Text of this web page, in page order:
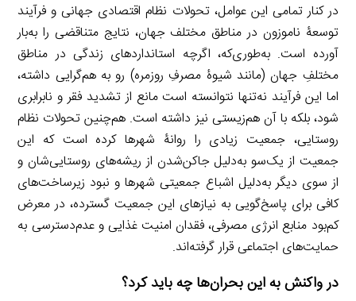
در کنار تمامی این عوامل، تحولات نظام اقتصادی جهانی و فرآیند
توسعۀ ناموزون در مناطق مختلف جهان، نتایج متناقضی را به‌بار
آورده است. به‌طوری‌که، اگرچه استانداردهای زندگی در مناطق
مختلفِ جهان (مانند شیوۀ مصرفِ روزمره) رو به هم‌گرایی داشته،
اما این فرآیند نه‌تنها نتوانسته است مانع از تشدید فقر و نابرابری
شود، بلکه با آن هم‌زیستی نیز داشته است. هم‌چنین تحولات نظام
روستایی، جمعیت زیادی را روانۀ شهرها کرده است که این
جمعیت از یک‌سو به‌دلیل جاکن‌شدن از ریشه‌های روستایی‌شان و
از سوی دیگر به‌دلیل اشباع جمعیتی شهرها و نبود زیرساخت‌های
کافی برای پاسخ‌گویی به نیازهای این جمعیت گسترده، در معرض
کم‌بود منابع انرژی مصرفی، فقدان امنیت غذایی و عدم‌دسترسی به
حمایت‌های اجتماعی قرار گرفته‌اند.
در واکنش به این بحران‌ها چه باید کرد؟